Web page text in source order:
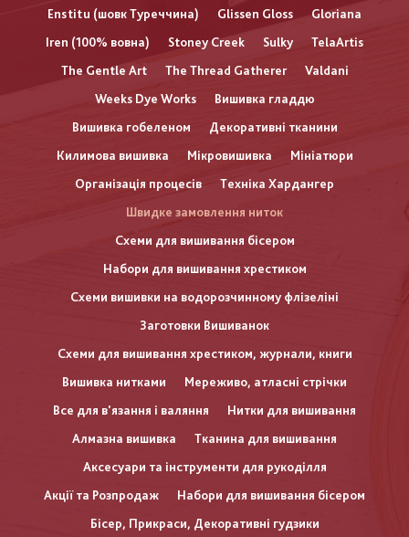
Enstitu (шовк Туреччина)
Glissen Gloss
Gloriana
Iren (100% вовна)
Stoney Creek Sulky
TelaArtis
The Gentle Art
The Thread Gatherer
Valdani
Weeks Dye Works
Вишивка гладдю
Вишивка гобеленом
Декоративні тканини
Килимова вишивка
Мікровишивка
Мініатюри
Організація процесів
Техніка Хардангер
Швидке замовлення ниток
Схеми для вишивання бісером
Набори для вишивання хрестиком
Схеми вишивки на водорозчинному флізеліні
Заготовки Вишиванок
Схеми для вишивання хрестиком, журнали, книги
Вишивка нитками
Мереживо, атласні стрічки
Все для в'язання і валяння
Нитки для вишивання
Алмазна вишивка
Тканина для вишивання
Аксесуари та інструменти для рукоділля
Акції та Розпродаж
Набори для вишивання бісером
Бісер, Прикраси, Декоративні гудзики